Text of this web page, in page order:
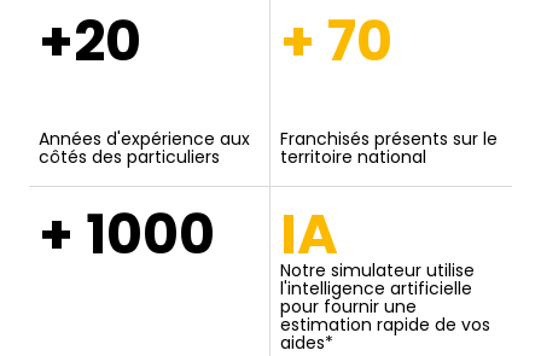
+20
Années d'expérience aux
côtés des particuliers
+ 70
Franchisés présents sur le
territoire national
+ 1000 IA
Notre simulateur utilise
l'intelligence artificielle
pour fournir une
estimation rapide de vos
aides*